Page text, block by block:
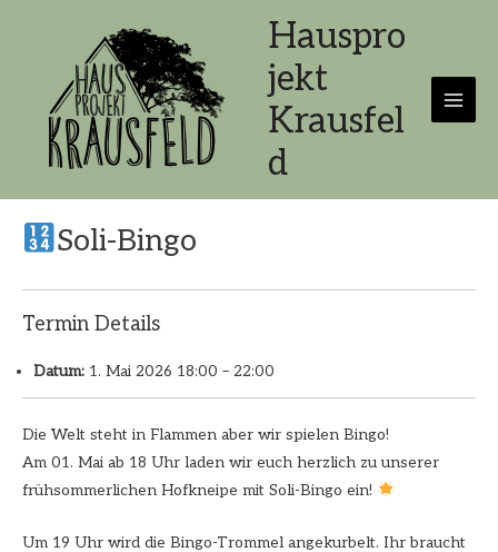
Hauspro
jekt
Krausfel
d
Main
Soli-Bingo
Termin Details
Datum: 1. Mai 2026 18:00 – 22:00
Die Welt steht in Flammen aber wir spielen Bingo!
Am 01. Mai ab 18 Uhr laden wir euch herzlich zu unserer
frühsommerlichen Hofkneipe mit Soli-Bingo ein! ​
Um 19 Uhr wird die Bingo-Trommel angekurbelt. Ihr braucht